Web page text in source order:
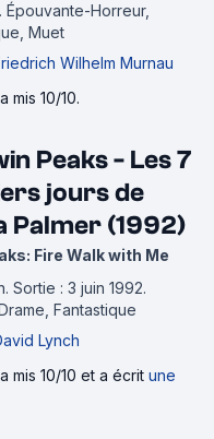
Épouvante-Horreur,
Muet
Wilhelm Murnau
a mis 10/10.
Peaks - Les 7
jours de
Palmer (1992)
Fire Walk with Me
. Sortie : 3 juin 1992.
Fantastique
Lynch
a mis 10/10 et a écrit une